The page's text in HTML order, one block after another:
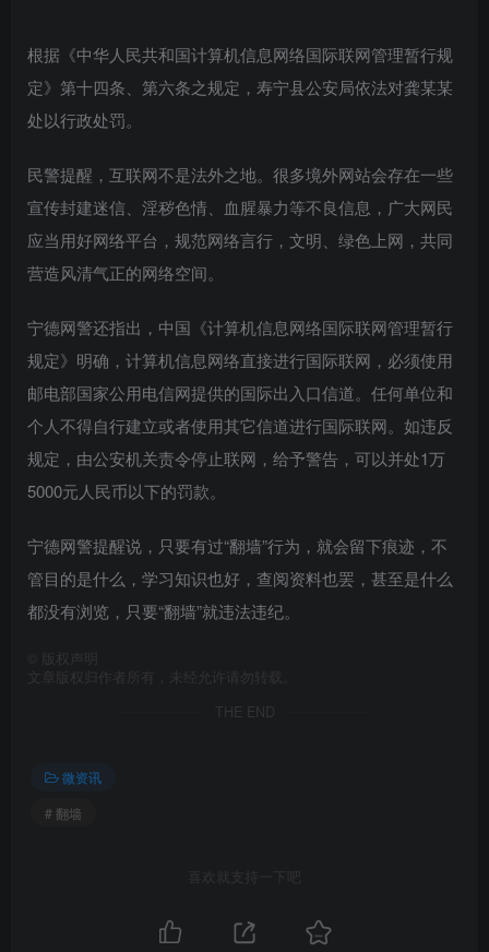
根据《中华人民共和国计算机信息网络国际联网管理暂行规
定》第十四条、第六条之规定，寿宁县公安局依法对龚某某
处以行政处罚。
民警提醒，互联网不是法外之地。很多境外网站会存在一些
宣传封建迷信、淫秽色情、血腥暴力等不良信息，广大网民
应当用好网络平台，规范网络言行，文明、绿色上网，共同
营造风清气正的网络空间。
宁德网警还指出，中国《计算机信息网络国际联网管理暂行
规定》明确，计算机信息网络直接进行国际联网，必须使用
邮电部国家公用电信网提供的国际出入口信道。任何单位和
个人不得自行建立或者使用其它信道进行国际联网。如违反
规定，由公安机关责令停止联网，给予警告，可以并处1万
5000元人民币以下的罚款。
宁德网警提醒说，只要有过“翻墙”行为，就会留下痕迹，不
管目的是什么，学习知识也好，查阅资料也罢，甚至是什么
都没有浏览，只要“翻墙”就违法违纪。
版权声明
文章版权归作者所有，未经允许请勿转载。
THE END
微资讯
# 翻墙
喜欢就支持一下吧